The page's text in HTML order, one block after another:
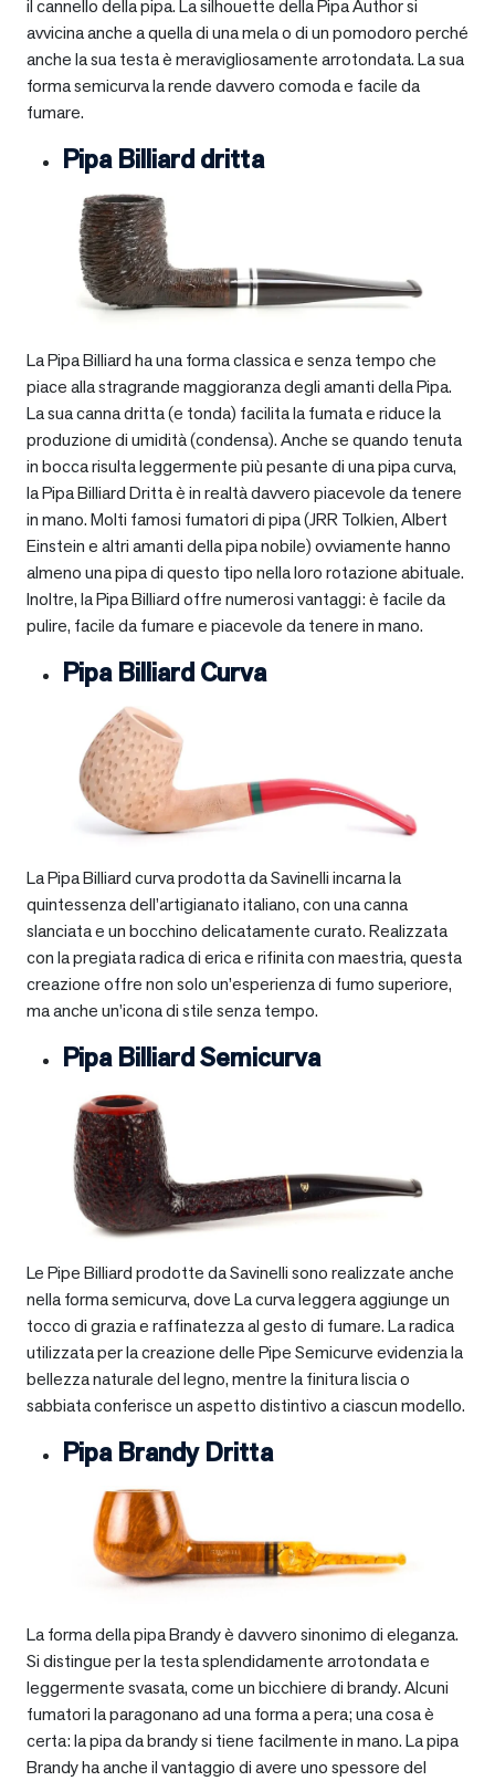
il cannello della pipa. La silhouette della Pipa Author si
avvicina anche a quella di una mela o di un pomodoro perché
anche la sua testa è meravigliosamente arrotondata. La sua
forma semicurva la rende davvero comoda e facile da
fumare.
Pipa Billiard dritta
La Pipa Billiard ha una forma classica e senza tempo che
piace alla stragrande maggioranza degli amanti della Pipa.
La sua canna dritta (e tonda) facilita la fumata e riduce la
produzione di umidità (condensa). Anche se quando tenuta
in bocca risulta leggermente più pesante di una pipa curva,
la Pipa Billiard Dritta è in realtà davvero piacevole da tenere
in mano. Molti famosi fumatori di pipa (JRR Tolkien, Albert
Einstein e altri amanti della pipa nobile) ovviamente hanno
almeno una pipa di questo tipo nella loro rotazione abituale.
Inoltre, la Pipa Billiard offre numerosi vantaggi: è facile da
pulire, facile da fumare e piacevole da tenere in mano.
Pipa Billiard Curva
La Pipa Billiard curva prodotta da Savinelli incarna la
quintessenza dell’artigianato italiano, con una canna
slanciata e un bocchino delicatamente curato. Realizzata
con la pregiata radica di erica e rifinita con maestria, questa
creazione offre non solo un’esperienza di fumo superiore,
ma anche un’icona di stile senza tempo.
Pipa Billiard Semicurva
Le Pipe Billiard prodotte da Savinelli sono realizzate anche
nella forma semicurva, dove La curva leggera aggiunge un
tocco di grazia e raffinatezza al gesto di fumare. La radica
utilizzata per la creazione delle Pipe Semicurve evidenzia la
bellezza naturale del legno, mentre la finitura liscia o
sabbiata conferisce un aspetto distintivo a ciascun modello.
Pipa Brandy Dritta
La forma della pipa Brandy è davvero sinonimo di eleganza.
Si distingue per la testa splendidamente arrotondata e
leggermente svasata, come un bicchiere di brandy. Alcuni
fumatori la paragonano ad una forma a pera; una cosa è
certa: la pipa da brandy si tiene facilmente in mano. La pipa
Brandy ha anche il vantaggio di avere uno spessore del